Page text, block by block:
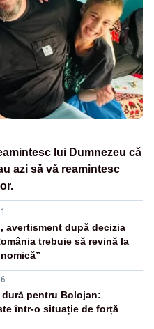
lui Dumnezeu cǎ
azi sǎ vǎ reamintesc
avertisment după decizia
trebuie să revină la
dură pentru Bolojan:
într-o situație de forță